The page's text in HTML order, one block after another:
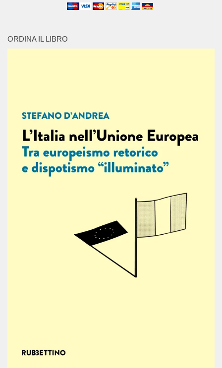
ORDINA IL LIBRO